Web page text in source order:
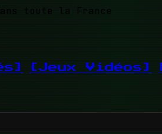
toute la France
[Jeux Vidéos]